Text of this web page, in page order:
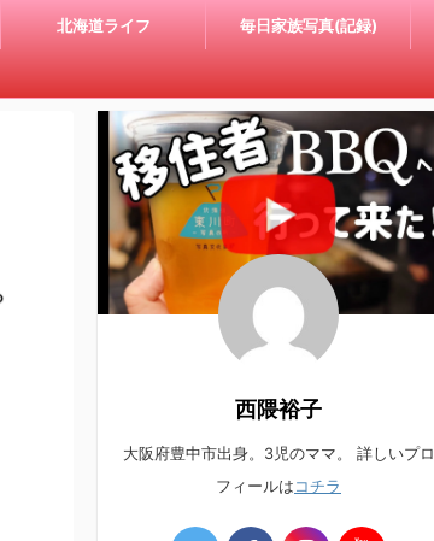
北海道ライフ 毎日家族写真(記録)
西隈裕子
大阪府豊中市出身。3児のママ。 詳しいプロ
フィールは コチラ